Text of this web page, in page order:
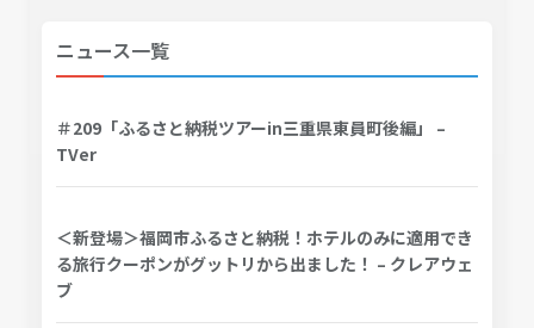
ニュース一覧
＃209「ふるさと納税ツアーin三重県東員町後編」 –
TVer
＜新登場＞福岡市ふるさと納税！ホテルのみに適用でき
る旅行クーポンがグットリから出ました！ – クレアウェ
ブ